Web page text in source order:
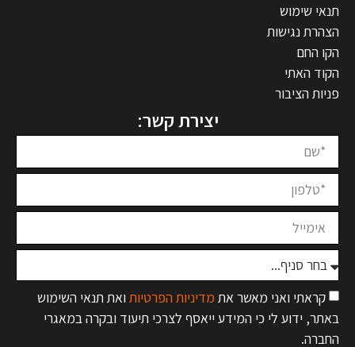
תנאי שימוש
הצהרת נגישות
הקו החם
הקוד האתי
פניות הציבור
יצירת קשר:
קראתי ואני מאשר את מדיניות הפרטיות ואת תנאי השימוש
באתר, ידוע לי כי המידע ייאסף לצרכי תיעוד ובקרה במאגרי
החברה.